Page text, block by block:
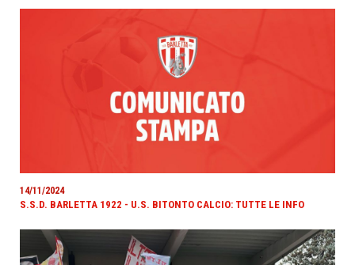
14/11/2024
S.S.D. BARLETTA 1922 - U.S. BITONTO CALCIO: TUTTE LE INFO